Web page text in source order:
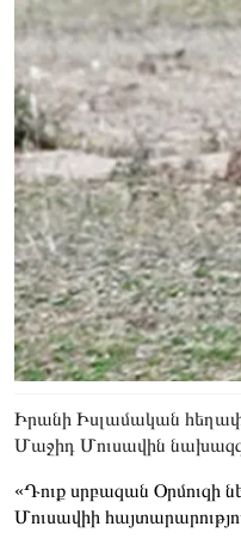
Իրանի Իսլամական
Մաջիդ Մուսավին
«Դուք սրբազան Օրմուզի
Մուսավիի